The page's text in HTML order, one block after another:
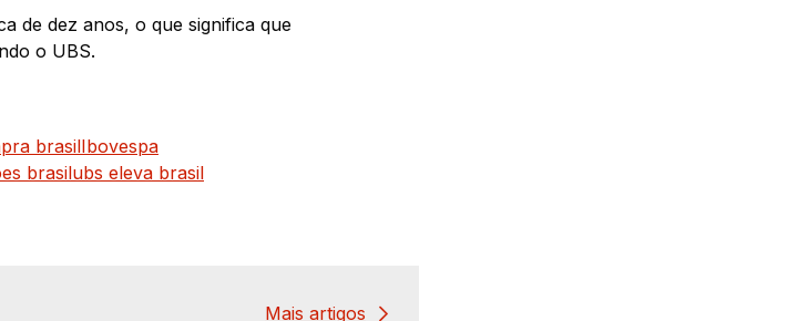
de dez anos, o que significa que
o UBS.
brasilIbovespa
brasilubs eleva brasil
Mais artigos